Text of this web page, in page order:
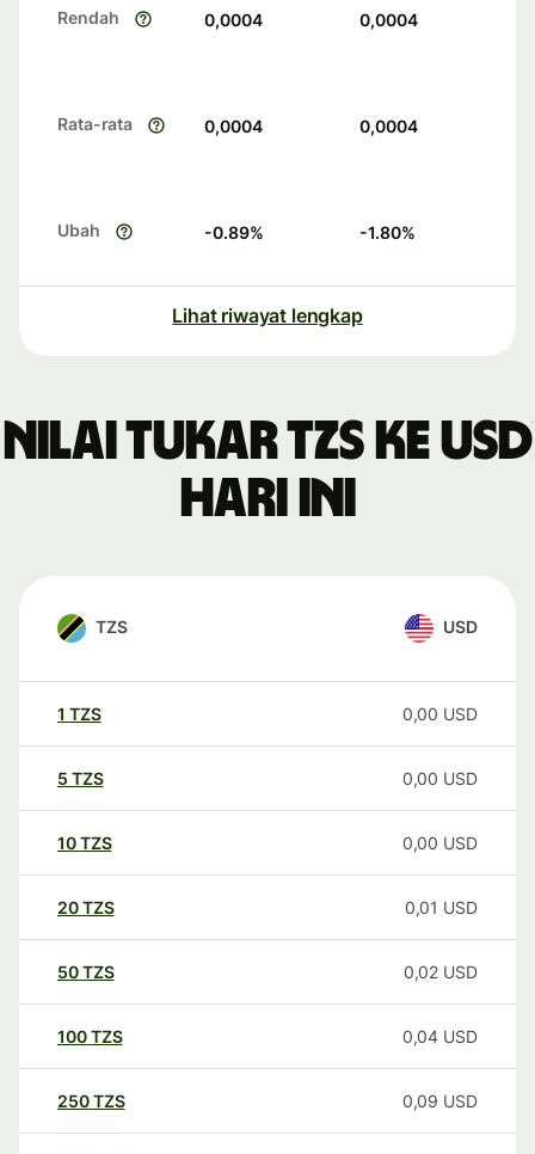
Rendah 0,0004 0,0004
Rata-rata 0,0004 0,0004
Ubah -0.89% -1.80%
Lihat riwayat lengkap
Nilai tukar TZS ke USD
hari ini
TZS USD
1 TZS 0,00 USD
5 TZS 0,00 USD
10TZS 0,00 USD
20TZS 0,01 USD
50TZS 0,02 USD
100TZS 0,04 USD
250TZS 0,09 USD